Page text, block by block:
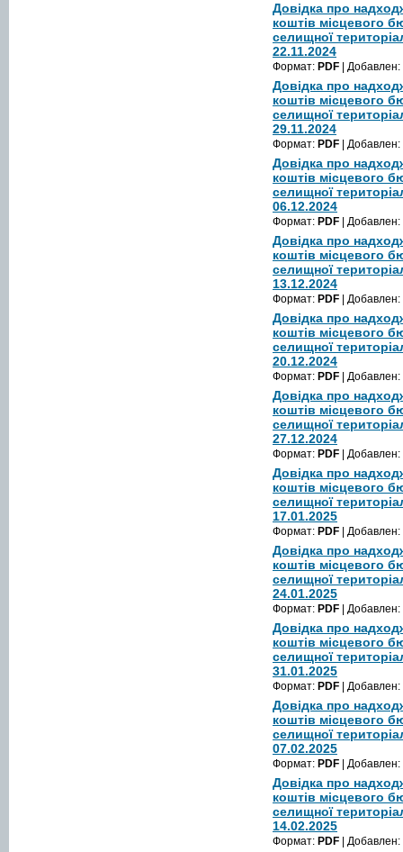
Довідка про
коштів місцевого
селищної
22.11.2024
Формат: PDF | Добавлен:
Довідка про
коштів місцевого
селищної
29.11.2024
Формат: PDF | Добавлен:
Довідка про
коштів місцевого
селищної
06.12.2024
Формат: PDF | Добавлен:
Довідка про
коштів місцевого
селищної
13.12.2024
Формат: PDF | Добавлен:
Довідка про
коштів місцевого
селищної
20.12.2024
Формат: PDF | Добавлен:
Довідка про
коштів місцевого
селищної
27.12.2024
Формат: PDF | Добавлен:
Довідка про
коштів місцевого
селищної
17.01.2025
Формат: PDF | Добавлен:
Довідка про
коштів місцевого
селищної
24.01.2025
Формат: PDF | Добавлен:
Довідка про
коштів місцевого
селищної
31.01.2025
Формат: PDF | Добавлен:
Довідка про
коштів місцевого
селищної
07.02.2025
Формат: PDF | Добавлен:
Довідка про
коштів місцевого
селищної
14.02.2025
Формат: PDF | Добавлен: